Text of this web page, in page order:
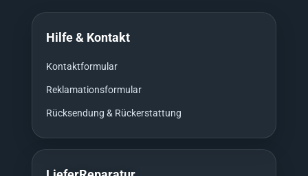
Hilfe & Kontakt
Kontaktformular
Reklamationsformular
Rücksendung & Rückerstattung